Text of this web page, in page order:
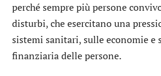
perché sempre più persone
disturbi, che esercitano una
sistemi sanitari, sulle economie e
finanziaria delle persone.